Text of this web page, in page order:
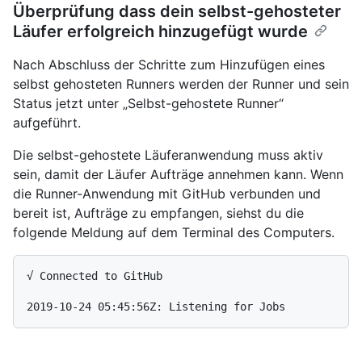
Überprüfung dass dein selbst-gehosteter
Läufer erfolgreich hinzugefügt wurde
Nach Abschluss der Schritte zum Hinzufügen eines
selbst gehosteten Runners werden der Runner und sein
Status jetzt unter „Selbst-gehostete Runner“
aufgeführt.
Die selbst-gehostete Läuferanwendung muss aktiv
sein, damit der Läufer Aufträge annehmen kann. Wenn
die Runner-Anwendung mit GitHub verbunden und
bereit ist, Aufträge zu empfangen, siehst du die
folgende Meldung auf dem Terminal des Computers.
√ Connected to GitHub